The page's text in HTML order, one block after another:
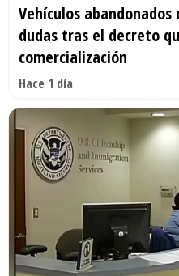
Vehículos
dudas tras el decreto
comercialización
Hace 1 día